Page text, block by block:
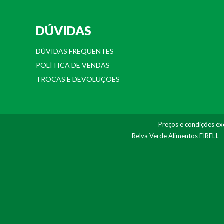
DÚVIDAS
DÚVIDAS FREQUENTES
POLÍTICA DE VENDAS
TROCAS E DEVOLUÇÕES
Preços e condições
Relva Verde Alimentos